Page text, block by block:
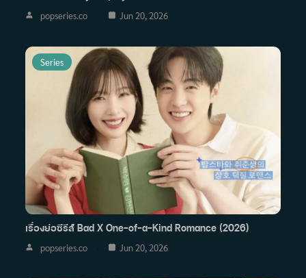
popseries.co Jun 20, 2026
Series
เรื่องย่อซีรีส์ Bad X One-of-a-Kind Romance (2026)
popseries.co Jun 20, 2026